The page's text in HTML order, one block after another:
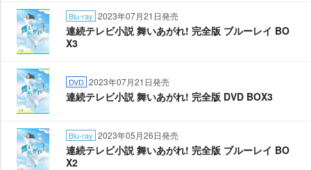
Blu-ray 2023年07月21日発売
連続テレビ小説 舞いあがれ! 完全版 ブルーレイ BO
X3
DVD 2023年07月21日発売
連続テレビ小説 舞いあがれ! 完全版 DVD BOX3
Blu-ray 2023年05月26日発売
連続テレビ小説 舞いあがれ! 完全版 ブルーレイ BO
X2